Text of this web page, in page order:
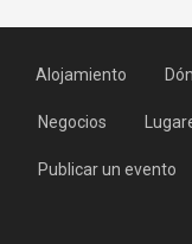
Alojamiento
Negocios
Publicar un evento